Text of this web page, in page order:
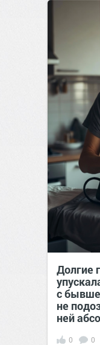
Долгие
с
не
ней
0 0